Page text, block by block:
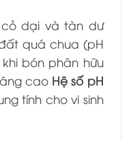
dại và tàn dư
quá chua (pH
bón phân hữu
cao Hệ số pH
tính cho vi sinh